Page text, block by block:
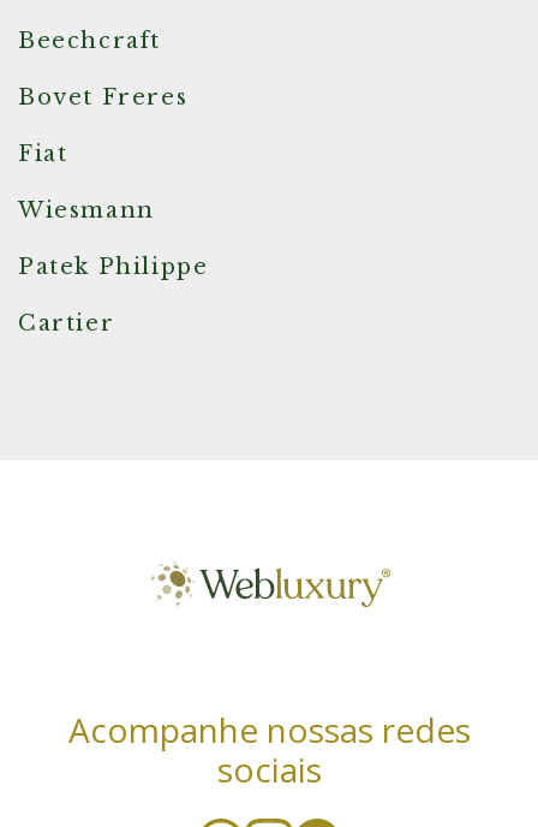
Beechcraft
Bovet Freres
Fiat
Wiesmann
Patek Philippe
Cartier
Acompanhe nossas redes
sociais